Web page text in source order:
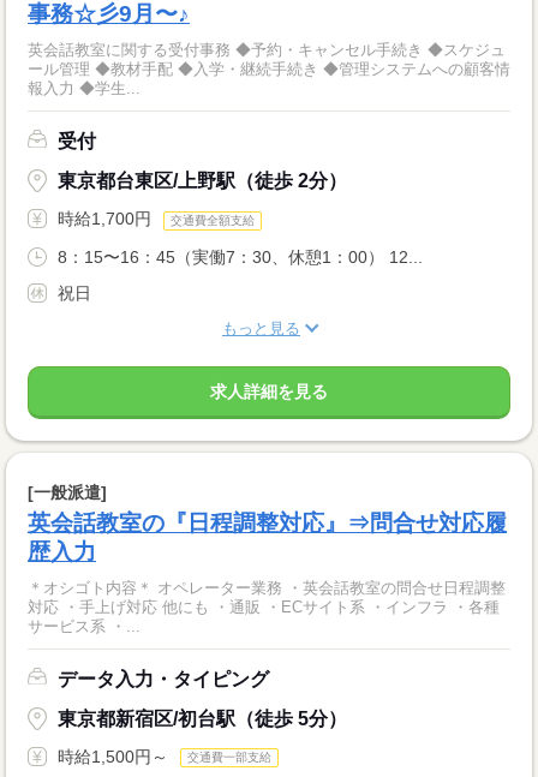
事務☆彡9月〜♪
英会話教室に関する受付事務 ◆予約・キャンセル手続き ◆スケジュ
ール管理 ◆教材手配 ◆入学・継続手続き ◆管理システムへの顧客情
報入力 ◆学生...
受付
東京都台東区/上野駅（徒歩 2分）
時給1,700円 交通費全額支給
8：15〜16：45（実働7：30、休憩1：00） 12...
祝日
もっと見る
求人詳細を見る
[一般派遣]
英会話教室の『日程調整対応』⇒問合せ対応履
歴入力
＊オシゴト内容＊ オペレーター業務 ・英会話教室の問合せ日程調整
対応 ・手上げ対応 他にも ・通販 ・ECサイト系 ・インフラ ・各種
サービス系 ・...
データ入力・タイピング
東京都新宿区/初台駅（徒歩 5分）
時給1,500円～ 交通費一部支給